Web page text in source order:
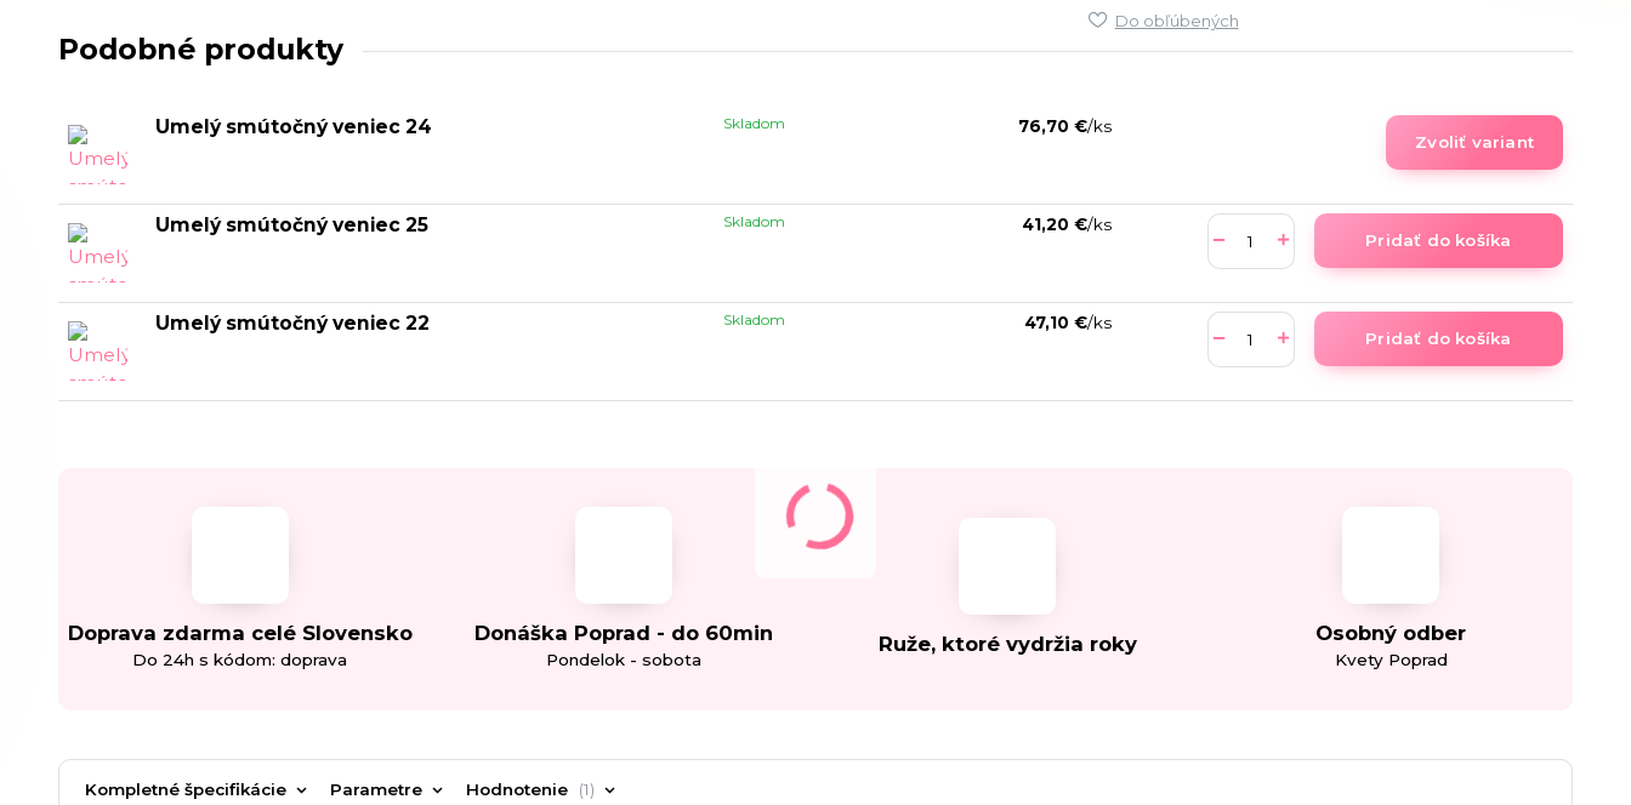
Do obľúbených
Podobné produkty
Umelý smútočný veniec 24 76,70 €/ks
Skladom
Zvoliť variant
Umelý smútočný veniec 25 41,20 €/ks
Skladom
Pridať do košíka
Umelý smútočný veniec 22 47,10 €/ks
Skladom
Pridať do košíka
Doprava zdarma celé Slovensko
Do 24h s kódom: doprava
Donáška Poprad - do 60min
Pondelok - sobota
Ruže, ktoré vydržia roky Osobný odber
Kvety Poprad
Kompletné špecifikácie Parametre Hodnotenie 1